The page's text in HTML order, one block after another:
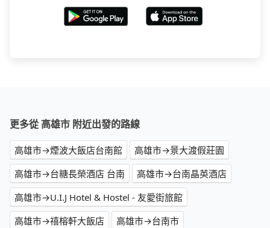
更多從 高雄市 附近出發的路線
高雄市→煙波大飯店台南館
高雄市→景大渡假莊園
高雄市→台糖長榮酒店 台南
高雄市→台南晶英酒店
高雄市→U.I.J Hotel & Hostel - 友愛街旅館
高雄市→禧榕軒大飯店
高雄市→台南市